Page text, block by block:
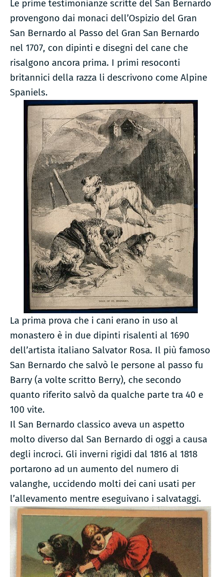
Le prime testimonianze scritte del San Bernardo
provengono dai monaci dell’Ospizio del Gran
San Bernardo al Passo del Gran San Bernardo
nel 1707, con dipinti e disegni del cane che
risalgono ancora prima. I primi resoconti
britannici della razza li descrivono come Alpine
Spaniels.
La prima prova che i cani erano in uso al
monastero è in due dipinti risalenti al 1690
dell’artista italiano Salvator Rosa. Il più famoso
San Bernardo che salvò le persone al passo fu
Barry (a volte scritto Berry), che secondo
quanto riferito salvò da qualche parte tra 40 e
100 vite.
Il San Bernardo classico aveva un aspetto
molto diverso dal San Bernardo di oggi a causa
degli incroci. Gli inverni rigidi dal 1816 al 1818
portarono ad un aumento del numero di
valanghe, uccidendo molti dei cani usati per
l’allevamento mentre eseguivano i salvataggi.